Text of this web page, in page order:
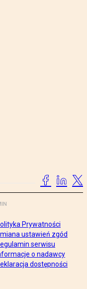
Prywatności
ustawień zgód
serwisu
o nadawcy
dostępności